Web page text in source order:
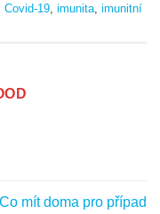
Covid-19, imunita, imunitní
Co mít doma pro případ